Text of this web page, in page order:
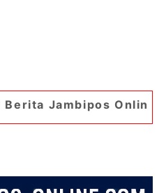
Online. Portal Berita